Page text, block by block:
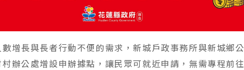
增長與長者行動不便的需求，新城戶政事務所與新城鄉
辦公處增設申辦據點，讓民眾可就近申請，無需專程前